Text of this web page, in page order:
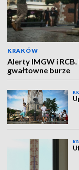
KRAKÓW
Alerty IMGW i
gwałtowne burze